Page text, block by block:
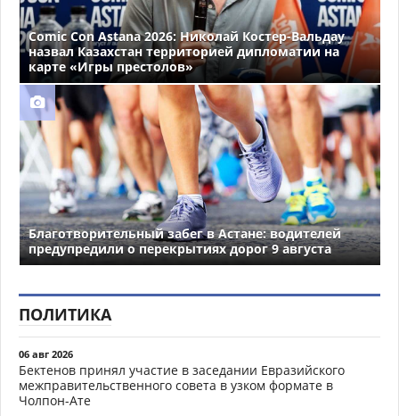
Comic Con Astana 2026: Николай Костер-Вальдау
назвал Казахстан территорией дипломатии на
карте «Игры престолов»
Благотворительный забег в Астане: водителей
предупредили о перекрытиях дорог 9 августа
ПОЛИТИКА
06 авг 2026
Бектенов принял участие в заседании Евразийского
межправительственного совета в узком формате в
Чолпон-Ате